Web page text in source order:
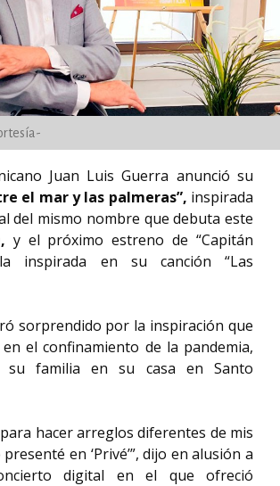
Juan Luis Guerra anunció su
el mar y las palmeras”, inspirada
del mismo nombre que debuta este
y el próximo estreno de “Capitán
inspirada en su canción “Las
sorprendido por la inspiración que
el confinamiento de la pandemia,
su familia en su casa en Santo
hacer arreglos diferentes de mis
en ‘Privé’”, dijo en alusión a
digital en el que ofreció